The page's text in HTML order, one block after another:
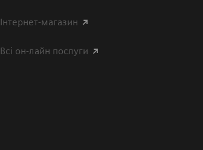
Інтернет-магазин
Всі он-лайн послуги